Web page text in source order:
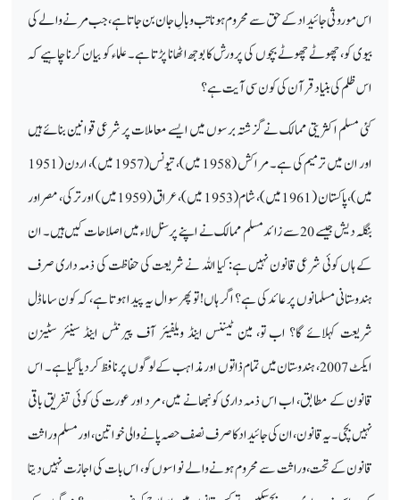
اس موروثی جائیداد کے حق سے محروم ہونا تب وبالِ جان بن جاتا ہے، جب مرنے والے کی
بیوی کو، چھوٹے چھوٹے بچوں کی پرورش کا بوجھ اٹھانا پڑتا ہے۔ علماء کو بیان کرنا چاہیے کہ
اس ظلم کی بنیاد قرآن کی کون سی آیت ہے؟
کئی مسلم اکثریتی ممالک نے گزشتہ برسوں میں ایسے معاملات پر شرعی قوانین بنائے ہیں
اور ان میں ترمیم کی ہے۔ مراکش (1958 میں)، تیونس (1957 میں)، اردن (1951
میں)، پاکستان (1961 میں)، شام (1953 میں)، عراق (1959 میں) اور ترکی، مصر اور
بنگلہ دیش جیسے 20 سے زائد مسلم ممالک نے اپنے پرسنل لاء میں اصلاحات کیں ہیں۔ ان
کے ہاں کوئی شرعی قانون نہیں ہے: کیا اللہ نے شریعت کی حفاظت کی ذمہ داری صرف
ہندوستانی مسلمانوں پر عائد کی ہے؟ اگر ہاں! تو پھر سوال یہ پیدا ہوتا ہے، کہ کون سا ماڈل
شریعت کہلائے گا؟ اب تو، مین ٹیننس اینڈ ویلفیئر آف پیرنٹس اینڈ سینئر سٹیزن
ایکٹ 2007، ہندوستان میں تمام ذاتوں اور مذاہب کے لوگوں پر نافظ کر دیا گیا ہے۔ اس
قانون کے مطابق، اب اس ذمہ داری کو نبھانے میں، مرد اور عورت کی کوئی تفریق باقی
نہیں بچی۔ یہ قانون، ان کی جائیداد کا صرف نصف حصہ پانے والی خواتین، اور مسلم وراثت
قانون کے تحت، وراثت سے محروم ہونے والے نواسوں کو، اس بات کی اجازت نہیں دیتا